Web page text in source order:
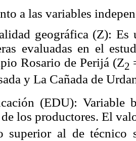
a las variables
geográfica (Z): Es
evaluadas en el
Rosario de Perijá (Z2
y La Cañada de
(EDU): Variable
los productores. El
superior al de técnico